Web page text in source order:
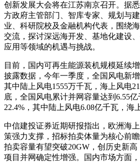
创新发展大会将在江苏南京召开。据
方政府主管部门、智库专家、规划与
业、科研院校及金融机构代表，围绕
交流，探讨深远海开发、基地化建设
应用等领域的机遇与挑战。
目前，国内可再生能源装机规模延续
披露数据，今年一季度，全国风电新增
其中陆上风电1555万千瓦，海上风电
底，全国风电累计并网容量达到6.55
22.4%，其中陆上风电6.08亿千瓦，海
中信建投证券近期研报指出，欧洲海
策强力支撑，招标拍卖体量为核心前
拍卖容量有望突破20GW，创历史新高
项目并网确定性增强。国内市场方面